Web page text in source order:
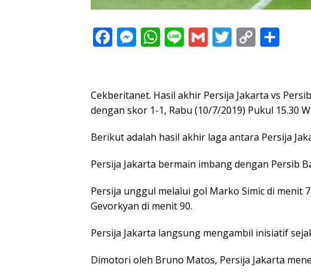
F
b
o
o
M
e
n
g
W
s
A
p
Li G
l
T
er
C
y
Li
n
e
Cekberitanet. Hasil akhir Persija Jakarta vs
dengan skor 1-1, Rabu (10/7/2019) Pukul 15.30
Berikut adalah hasil akhir laga antara Persija
Persija Jakarta bermain imbang dengan Persib
Persija unggul melalui gol Marko Simic di menit
Gevorkyan di menit 90.
Persija Jakarta langsung mengambil inisiatif
Dimotori oleh Bruno Matos, Persija Jakarta